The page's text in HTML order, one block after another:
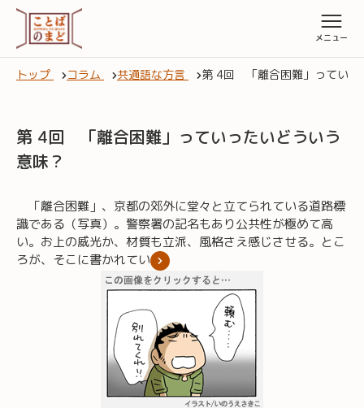
トップ コラム 共通語な方言 第 4回 「離合困難」っていっ
第 4回 「離合困難」っていったいどういう
意味？
「離合困難」、京都の郊外に堂々と立てられている道路標
識である（写真）。警察署の記名もあり公共性が極めて高
い。お上の威光か、材質も立派、風格さえ感じさせる。とこ
ろが、そこに書かれてい